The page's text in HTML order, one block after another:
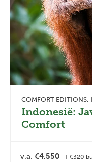
COMFORT EDITIONS
Indonesië:
Comfort
v.a. €4.550 + €320